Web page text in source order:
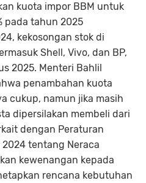
kuota impor BBM untuk
pada tahun 2025
kekosongan stok di
Shell, Vivo, dan BP,
2025. Menteri Bahlil
penambahan kuota
cukup, namun jika masih
dipersilakan membeli dari
dengan Peraturan
2024 tentang Neraca
kewenangan kepada
rencana kebutuhan